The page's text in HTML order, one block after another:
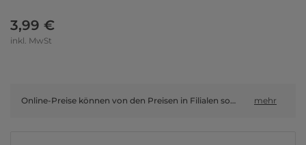
3,99 €
inkl. MwSt
Online-Preise können von den Preisen in Filialen sowie Shop-in-Shop-Flächen abweichen. mehr